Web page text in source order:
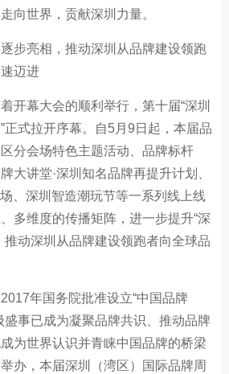
向世界，贡献深圳力量。
亮相，推动深圳从品牌建设领跑
迈进
幕大会的顺利举行，第十届“深圳
正式拉开序幕。自5月9日起，本届品
分会场特色主题活动、品牌标杆
大讲堂·深圳知名品牌再提升计划、
、深圳智造潮玩节等一系列线上线
多维度的传播矩阵，进一步提升“深
推动深圳从品牌建设领跑者向全球品
年国务院批准设立“中国品牌
盛事已成为凝聚品牌共识、推动品牌
为世界认识并青睐中国品牌的桥梁
办，本届深圳（湾区）国际品牌周